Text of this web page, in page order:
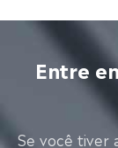
Entre
Se você tiver